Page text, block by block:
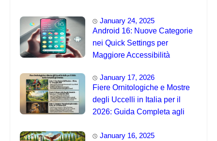
January 24, 2025
Android 16: Nuove Categorie
nei Quick Settings per
Maggiore Accessibilità
January 17, 2026
Fiere Ornitologiche e Mostre
degli Uccelli in Italia per il
2026: Guida Completa agli
January 16, 2025